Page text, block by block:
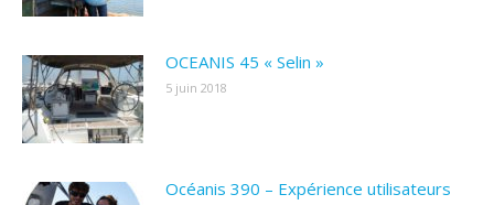
OCEANIS 45 « Selin »
5 juin 2018
Océanis 390 – Expérience utilisateurs